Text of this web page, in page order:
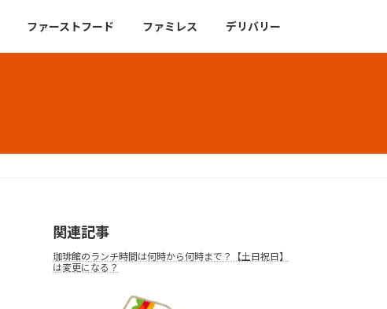
ファーストフード ファミレス デリバリー
関連記事
珈琲館のランチ時間は何時から何時まで？【土日祝日】
は変更になる？